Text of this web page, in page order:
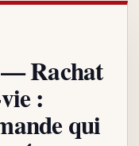
Rachat
:
qui